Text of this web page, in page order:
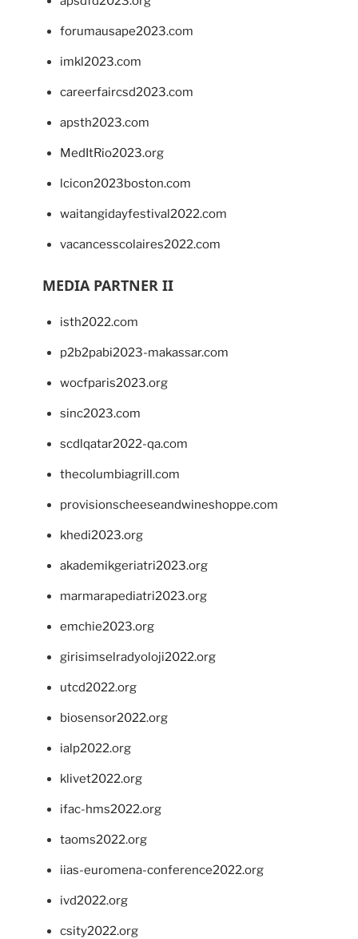
forumausape2023.com
imkl2023.com
careerfaircsd2023.com
apsth2023.com
MedItRio2023.org
lcicon2023boston.com
waitangidayfestival2022.com
vacancesscolaires2022.com
MEDIA PARTNER II
isth2022.com
p2b2pabi2023-makassar.com
wocfparis2023.org
sinc2023.com
scdlqatar2022-qa.com
thecolumbiagrill.com
provisionscheeseandwineshoppe.com
khedi2023.org
akademikgeriatri2023.org
marmarapediatri2023.org
emchie2023.org
girisimselradyoloji2022.org
utcd2022.org
biosensor2022.org
ialp2022.org
klivet2022.org
ifac-hms2022.org
taoms2022.org
iias-euromena-conference2022.org
ivd2022.org
csity2022.org